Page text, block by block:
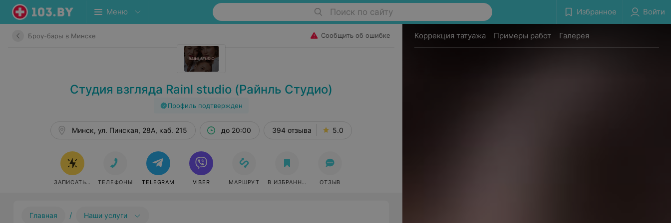
Меню Поиск по сайту Избранное Войти
Броу-бары в Минске Сообщить об ошибке
Студия взгляда Rainl studio (Райнль Студио)
Профиль подтвержден
Минск, ул. Пинская, 28А, каб. 215 до 20:00 394 отзыва 5.0
ЗАПИСАТЬСЯ ТЕЛЕФОНЫ TELEGRAM VIBER МАРШРУТ В ИЗБРАННОЕ ОТЗЫВ
Главная / Наши услуги
Коррекция татуажа Примеры работ Галерея